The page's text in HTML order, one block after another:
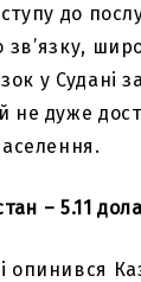
до
зв’язку,
у Судані
не дуже
– 5.11
опинився